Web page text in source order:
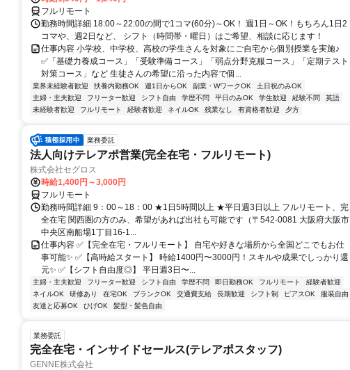
フルリモート
勤務時間詳細 18:00～22:00の間で1コマ(60分)～OK！ 週1日～OK！もちろん1日2
コマや、週2日など、 シフト（時間帯・曜日）はご希望、相談に応じます！
仕事内容 小学校、中学校、高校の学生さんを対象にご自宅から個別授業を実施♪
✅「基礎力養成コース」「受験準備コース」「弱点分野克服コース」「定期テスト
対策コース」など 生徒さんの希望に沿った内容で個...
業界未経験者歓迎 扶養内勤務OK 週1日からOK 副業・WワークOK
土日祝のみOK
主婦・主夫歓迎
フリーター歓迎 シフト自由 学歴不問 平日のみOK 学生歓迎 経験不問
英語
未経験者歓迎
フルリモート 経験者歓迎 ネイルOK 残業なし 有資格者歓迎 夕方
業務委託
法人向けテレアポ営業(完全在宅・フルリモート)
株式会社セグロス
時給1,400円～3,000円
フルリモート
勤務時間詳細 9：00～18：00 ★1日5時間以上 ★平日週3日以上 フルリモート、完
全在宅 関西圏の方のみ、希望があれば出社も可能です（〒542-0081 大阪府大阪市
中央区南船場1丁目16-1...
仕事内容 ✅【完全在宅・フルリモート】 自宅や好きな場所から全国どこでもお仕
事可能✨ ✅【高時給スタート】 時給1400円〜3000円！スキルや成果でしっかり還
元✨ ✅【シフト自由度◎】 平日週3日〜...
主婦・主夫歓迎 フリーター歓迎 シフト自由 学歴不問 即日勤務OK フルリモート
経験者歓迎
ネイルOK
研修あり 在宅OK ブランクOK 交通費支給 長期歓迎 シフト制 ピアスOK
服装自由
友達と応募OK
ひげOK 髪型・髪色自由
業務委託
完全在宅・インサイドセールス(テレアポスタッフ)
GENNE株式会社